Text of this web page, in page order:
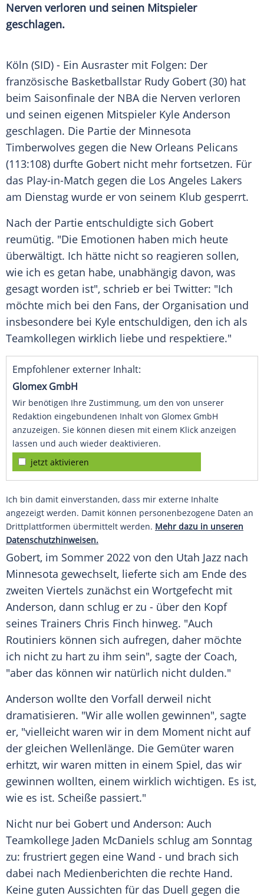
Nerven verloren und seinen Mitspieler
geschlagen.
Köln (SID) - Ein Ausraster mit Folgen: Der
französische Basketballstar Rudy Gobert (30) hat
beim Saisonfinale der NBAdie Nerven verloren
und seinen eigenen Mitspieler Kyle Anderson
geschlagen. Die Partie der Minnesota
Timberwolves gegen die New Orleans Pelicans
(113:108) durfte Gobert nicht mehr fortsetzen. Für
das Play-in-Match gegen die Los Angeles Lakers
am Dienstag wurde er von seinem Klub gesperrt.
Nach der Partie entschuldigte sich Gobert
reumütig. "Die Emotionen haben mich heute
überwältigt. Ich hätte nicht so reagieren sollen,
wie ich es getan habe, unabhängig davon, was
gesagt worden ist", schrieb er bei Twitter: "Ich
möchte mich bei den Fans, der Organisation und
insbesondere bei Kyle entschuldigen, den ich als
Teamkollegen wirklich liebe und respektiere."
Empfohlener externer Inhalt:
Glomex GmbH
Wir benötigen Ihre Zustimmung, um den von unserer
Redaktion eingebundenen Inhalt von Glomex GmbH
anzuzeigen. Sie können diesen mit einem Klick anzeigen
lassen und auch wieder deaktivieren.
jetzt aktivieren
Ich bin damit einverstanden, dass mir externe Inhalte
angezeigt werden. Damit können personenbezogene Daten an
Drittplattformen übermittelt werden. Mehr dazu in unseren
Datenschutzhinweisen.
Gobert, im Sommer 2022 von den Utah Jazz nach
Minnesota gewechselt, lieferte sich am Ende des
zweiten Viertels zunächst ein Wortgefecht mit
Anderson, dann schlug er zu - über den Kopf
seines Trainers Chris Finch hinweg. "Auch
Routiniers können sich aufregen, daher möchte
ich nicht zu hart zu ihm sein", sagte der Coach,
"aber das können wir natürlich nicht dulden."
Anderson wollte den Vorfall derweil nicht
dramatisieren. "Wir alle wollen gewinnen", sagte
er, "vielleicht waren wir in dem Moment nicht auf
der gleichen Wellenlänge. Die Gemüter waren
erhitzt, wir waren mitten in einem Spiel, das wir
gewinnen wollten, einem wirklich wichtigen. Es ist,
wie es ist. Scheiße passiert."
Nicht nur bei Gobert und Anderson: Auch
Teamkollege Jaden McDaniels schlug am Sonntag
zu: frustriert gegen eine Wand - und brach sich
dabei nach Medienberichten die rechte Hand.
Keine guten Aussichten für das Duell gegen die